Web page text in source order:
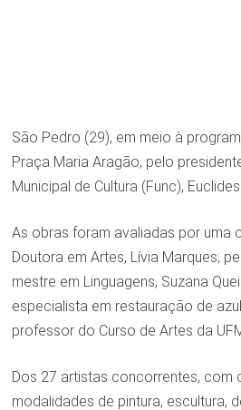
São Pedro (29), em meio à
Praça Maria Aragão, pelo
Municipal de Cultura (Func),
As obras foram avaliadas por uma
Doutora em Artes, Lívia Marques;
mestre em Linguagens, Suzana
especialista em restauração de
professor do Curso de Artes da
Dos 27 artistas concorrentes, com
modalidades de pintura, escultura,